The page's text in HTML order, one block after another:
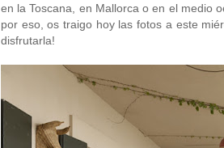
en la Toscana, en Mallorca o en el medio
por eso, os traigo hoy las fotos a este
disfrutarla!